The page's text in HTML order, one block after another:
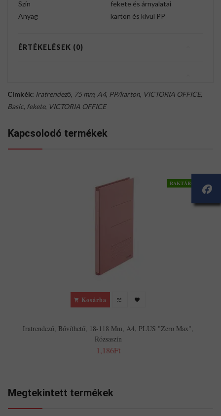
Szín
fekete és árnyalatai
Anyag
karton és kívül PP
ÉRTÉKELÉSEK (0)
Címkék: Iratrendező, 75 mm, A4, PP/karton, VICTORIA OFFICE,
Basic, fekete, VICTORIA OFFICE
Kapcsolodó termékek
RAKTÁRON
Kosárba
Iratrendező, Bővíthető, 18-118 Mm, A4, PLUS "Zero Max",
Rózsaszín
1,186Ft
Megtekintett termékek